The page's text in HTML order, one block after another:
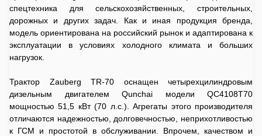
спецтехника для сельскохозяйственных, строительных,
дорожных и других задач. Как и иная продукция бренда,
модель ориентирована на российский рынок и адаптирована к
эксплуатации в условиях холодного климата и больших
нагрузок.
Трактор Zauberg TR-70 оснащен четырехцилиндровым
дизельным двигателем Qunchai модели QC4108T70
мощностью 51,5 кВт (70 л.с.). Агрегаты этого производителя
отличаются надежностью, долговечностью, неприхотливостью
к ГСМ и простотой в обслуживании. Впрочем, качеством и